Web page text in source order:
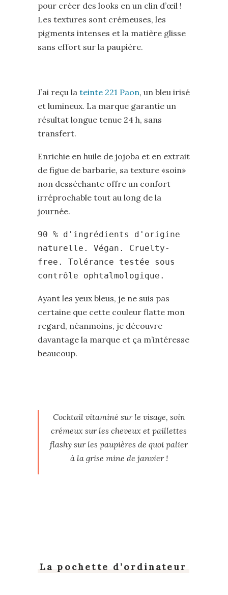
pour créer des looks en un clin d’œil !
Les textures sont crémeuses, les
pigments intenses et la matière glisse
sans effort sur la paupière.
J’ai reçu la teinte 221 Paon, un bleu irisé
et lumineux. La marque garantie un
résultat longue tenue 24 h, sans
transfert.
Enrichie en huile de jojoba et en extrait
de figue de barbarie, sa texture «soin»
non desséchante offre un confort
irréprochable tout au long de la
journée.
90 % d'ingrédients d'origine
naturelle. Végan. Cruelty-
free. Tolérance testée sous
contrôle ophtalmologique.
Ayant les yeux bleus, je ne suis pas
certaine que cette couleur flatte mon
regard, néanmoins, je découvre
davantage la marque et ça m’intéresse
beaucoup.
Cocktail vitaminé sur le visage, soin
crémeux sur les cheveux et paillettes
flashy sur les paupières de quoi palier
à la grise mine de janvier !
La pochette d’ordinateur